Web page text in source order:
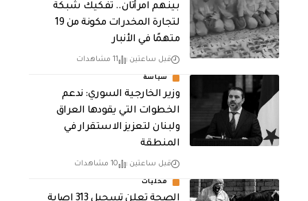
بينهم امرأتان.. تفكيك شبكة
لتجارة المخدرات مكونة من 19
متهمًا في الأنبار
قبل ساعتين 11 مشاهدات
سياسة
وزير الخارجية السوري: ندعم
الخطوات التي يقودها العراق
ولبنان لتعزيز الاستقرار في
المنطقة
قبل ساعتين 10 مشاهدات
محليات